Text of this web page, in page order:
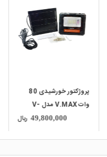
پروژکتور خورشیدی 80
وات V.MAX مدل V-
PT28-80-W
49,800,000 ریال